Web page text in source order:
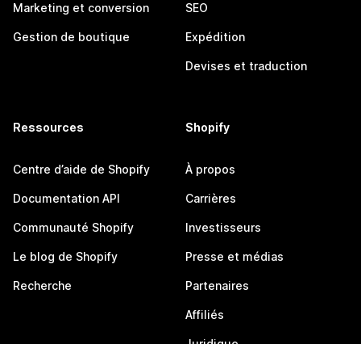
Marketing et conversion
Gestion de boutique
SEO
Expédition
Devises et traduction
Ressources
Centre d’aide de Shopify
Documentation API
Communauté Shopify
Le blog de Shopify
Recherche
Shopify
À propos
Carrières
Investisseurs
Presse et médias
Partenaires
Affiliés